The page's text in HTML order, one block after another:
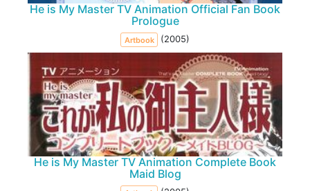
He is My Master TV Animation Official Fan Book
Prologue
Artbook (2005)
He is My Master TV Animation Complete Book
Maid Blog